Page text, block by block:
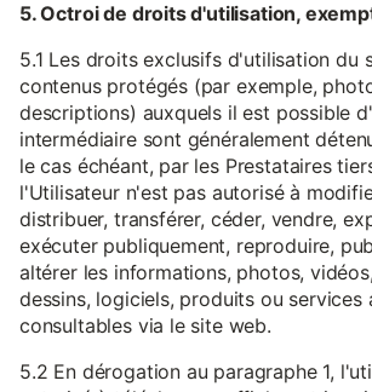
5. Octroi de droits d'utilisation,
5.1 Les droits exclusifs d'utilisation du
contenus protégés (par exemple,
descriptions) auxquels il est possible
intermédiaire sont généralement
le cas échéant, par les Prestataires
l'Utilisateur n'est pas autorisé à
distribuer, transférer, céder, vendre,
exécuter publiquement, reproduire,
altérer les informations, photos,
dessins, logiciels, produits ou services
consultables via le site web.
5.2 En dérogation au paragraphe 1,